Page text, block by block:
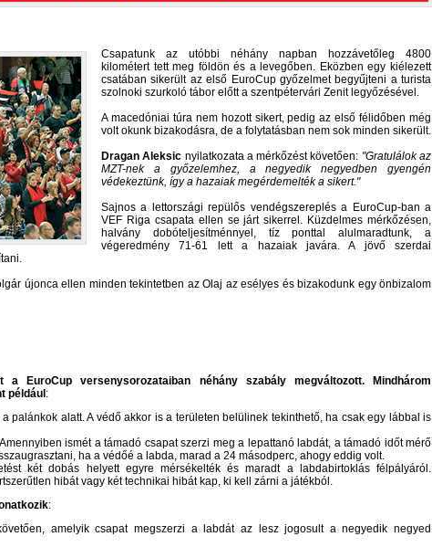
Csapatunk az utóbbi néhány napban hozzávetőleg 4800
kilométert tett meg földön és a levegőben. Eközben egy kiélezett
csatában sikerült az első EuroCup győzelmet begyűjteni a turista
szolnoki szurkoló tábor előtt a szentpétervári Zenit legyőzésével.
A macedóniai túra nem hozott sikert, pedig az első félidőben még
volt okunk bizakodásra, de a folytatásban nem sok minden sikerült.
Dragan Aleksic nyilatkozata a mérkőzést követően: Gratulálok az
MZT-nek a győzelemhez, a negyedik negyedben gyengén
védekeztünk, így a hazaiak megérdemelték a sikert.
Sajnos a lettországi repülős vendégszereplés a EuroCup-ban a
VEF Riga csapata ellen se járt sikerrel. Küzdelmes mérkőzésen,
halvány dobóteljesítménnyel, tíz ponttal alulmaradtunk, a
végeredmény 71-61 lett a hazaiak javára. A jövő szerdai
újonca ellen minden tekintetben az Olaj az esélyes és bizakodunk egy önbizalom
EuroCup versenysorozataiban néhány szabály megváltozott. Mindhárom
például :
palánkok alatt. A védő akkor is a területen belülinek tekinthető, ha csak egy lábbal is
ismét a támadó csapat szerzi meg a lepattanó labdát, a támadó időt mérő
ha a védőé a labda, marad a 24 másodperc, ahogy eddig volt.
két dobás helyett egyre mérsékelték és maradt a labdabirtoklás félpályáról.
hibát vagy két technikai hibát kap, ki kell zárni a játékból.
:
amelyik csapat megszerzi a labdát az lesz jogosult a negyedik negyed